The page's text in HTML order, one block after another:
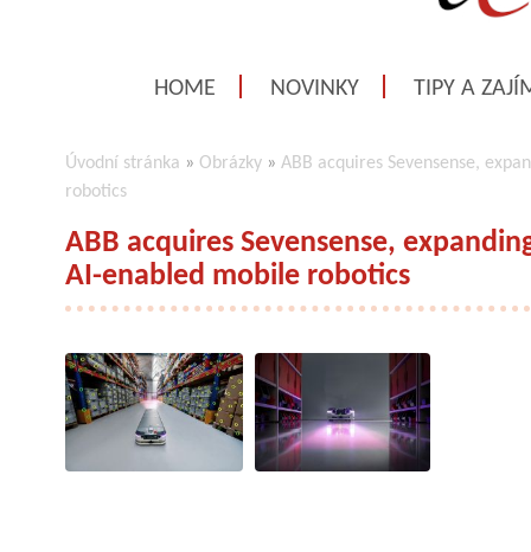
HOME NOVINKY TIPY A
Úvodní stránka » Obrázky » ABB acquires Sevensense,
robotics
ABB acquires Sevensense,
AI-enabled mobile robotics